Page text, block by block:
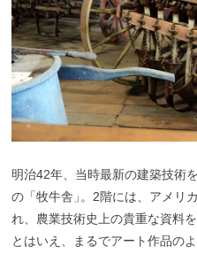
明治42年、当時最新の建築技術
の「牧牛舎 」 。2階には、アメリ
れ、農業技術史上の貴重な資料
とはいえ、まるでアート作品の